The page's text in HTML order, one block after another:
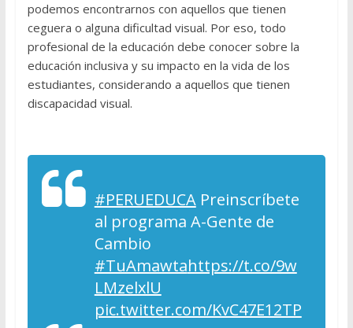
podemos encontrarnos con aquellos que tienen
ceguera o alguna dificultad visual. Por eso, todo
profesional de la educación debe conocer sobre la
educación inclusiva y su impacto en la vida de los
estudiantes, considerando a aquellos que tienen
discapacidad visual.
#PERUEDUCAPreinscríbete
al programa A-Gente de
Cambio
#TuAmawtahttps://t.co/9w
LMzelxlU
pic.twitter.com/KvC47E12TP